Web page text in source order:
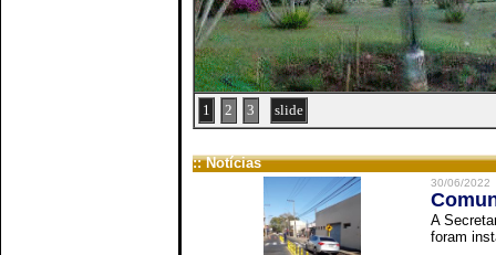
1 2 3 slide
:: Notícias
30/06/2022
A
foram